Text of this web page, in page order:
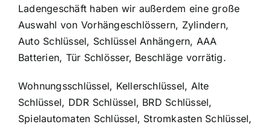
Ladengeschäft haben wir außerdem eine große
Auswahl von Vorhängeschlössern, Zylindern,
Auto Schlüssel, Schlüssel Anhängern, AAA
Batterien, Tür Schlösser, Beschläge vorrätig.
Wohnungsschlüssel, Kellerschlüssel, Alte
Schlüssel, DDR Schlüssel, BRD Schlüssel,
Spielautomaten Schlüssel, Stromkasten Schlüssel,